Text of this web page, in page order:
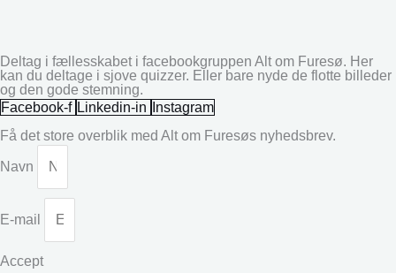
Deltag i fællesskabet i facebookgruppen Alt om Furesø. Her
kan du deltage i sjove quizzer. Eller bare nyde de flotte billeder
og den gode stemning.
Facebook-f Linkedin-in
Instagram
Få det store overblik med Alt om Furesøs nyhedsbrev.
Navn
E-mail
Accept